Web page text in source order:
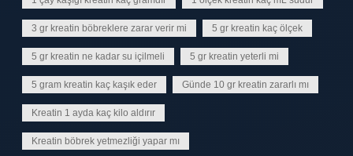
3 gr kreatin böbreklere zarar verir mi 5 gr kreatin kaç ölçek
5 gr kreatin ne kadar su içilmeli 5 gr kreatin yeterli mi
5 gram kreatin kaç kaşık eder Günde 10 gr kreatin zararlı mı
Kreatin 1 ayda kaç kilo aldırır
Kreatin böbrek yetmezliği yapar mı